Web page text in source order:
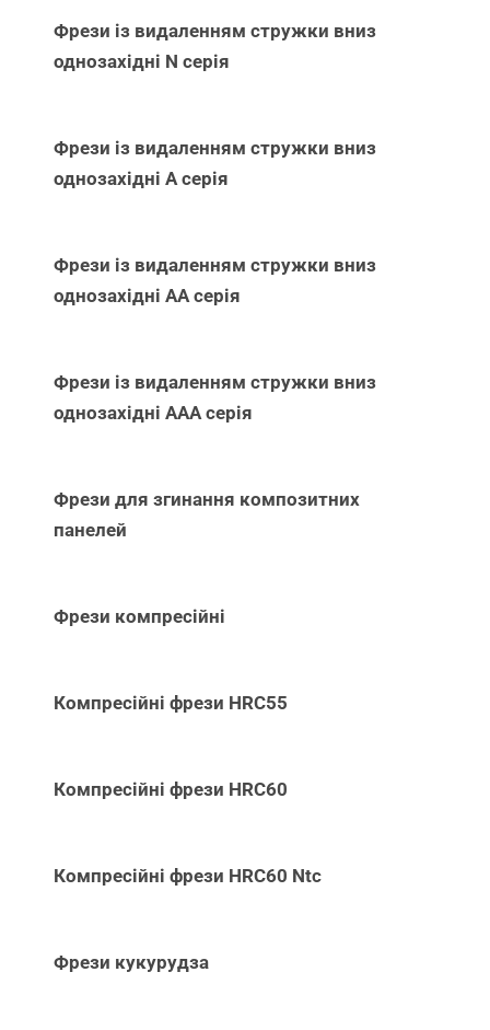
Фрези із видаленням стружки вниз
однозахідні N серія
Фрези із видаленням стружки вниз
однозахідні А серія
Фрези із видаленням стружки вниз
однозахідні АА серія
Фрези із видаленням стружки вниз
однозахідні ААА серія
Фрези для згинання композитних
панелей
Фрези компресійні
Компресійні фрези HRC55
Компресійні фрези HRC60
Компресійні фрези HRC60 Ntc
Фрези кукурудза